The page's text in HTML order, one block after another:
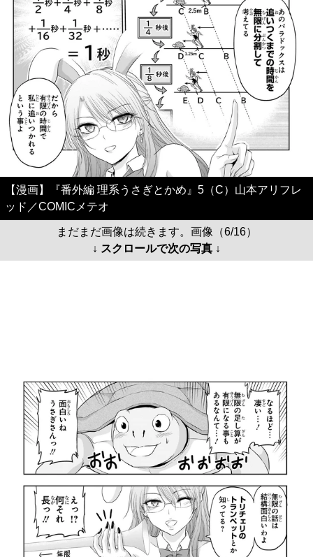
【漫画】『番外編 理系うさぎとかめ』5（C）山本アリフレ
ッド／COMICメテオ
まだまだ画像は続きます。画像（6/16）
↓ スクロールで次の写真 ↓